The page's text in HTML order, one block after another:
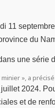
du
une
», a
2024.
et de